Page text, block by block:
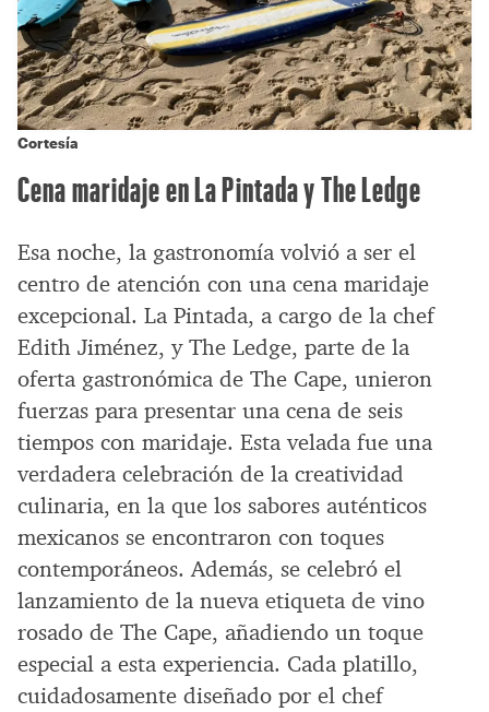
Cortesía
Cena maridaje en La Pintada y The Ledge
Esa noche, la gastronomía volvió a ser el
centro de atención con una cena maridaje
excepcional. La Pintada, a cargo de la chef
Edith Jiménez, y The Ledge, parte de la
oferta gastronómica de The Cape, unieron
fuerzas para presentar una cena de seis
tiempos con maridaje. Esta velada fue una
verdadera celebración de la creatividad
culinaria, en la que los sabores auténticos
mexicanos se encontraron con toques
contemporáneos. Además, se celebró el
lanzamiento de la nueva etiqueta de vino
rosado de The Cape, añadiendo un toque
especial a esta experiencia. Cada platillo,
cuidadosamente diseñado por el chef